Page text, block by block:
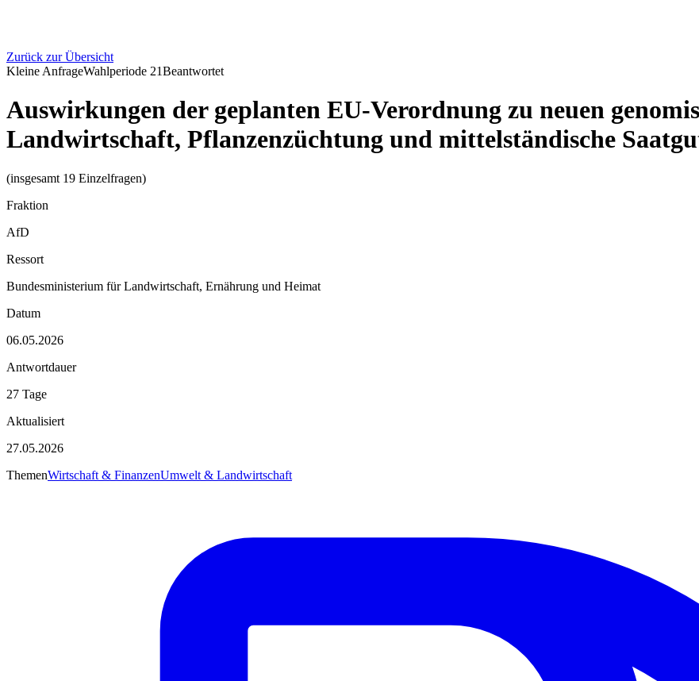
Zurück zur Übersicht
Kleine AnfrageWahlperiode 21Beantwortet
Auswirkungen der geplanten EU-Verordnung zu neuen
Landwirtschaft, Pflanzenzüchtung und mittelständische
(insgesamt 19 Einzelfragen)
Fraktion
AfD
Ressort
Bundesministerium für Landwirtschaft, Ernährung und Heimat
Datum
06.05.2026
Antwortdauer
27 Tage
Aktualisiert
27.05.2026
ThemenWirtschaft & FinanzenUmwelt & Landwirtschaft